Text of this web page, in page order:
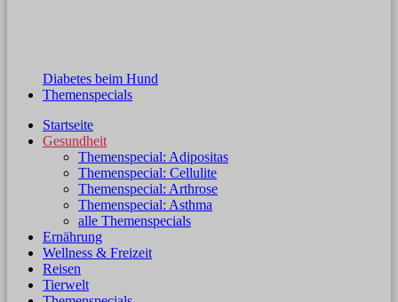
Diabetes beim Hund
Themenspecials
Startseite
Gesundheit
Themenspecial: Adipositas
Themenspecial: Cellulite
Themenspecial: Arthrose
Themenspecial: Asthma
alle Themenspecials
Ernährung
Wellness & Freizeit
Reisen
Tierwelt